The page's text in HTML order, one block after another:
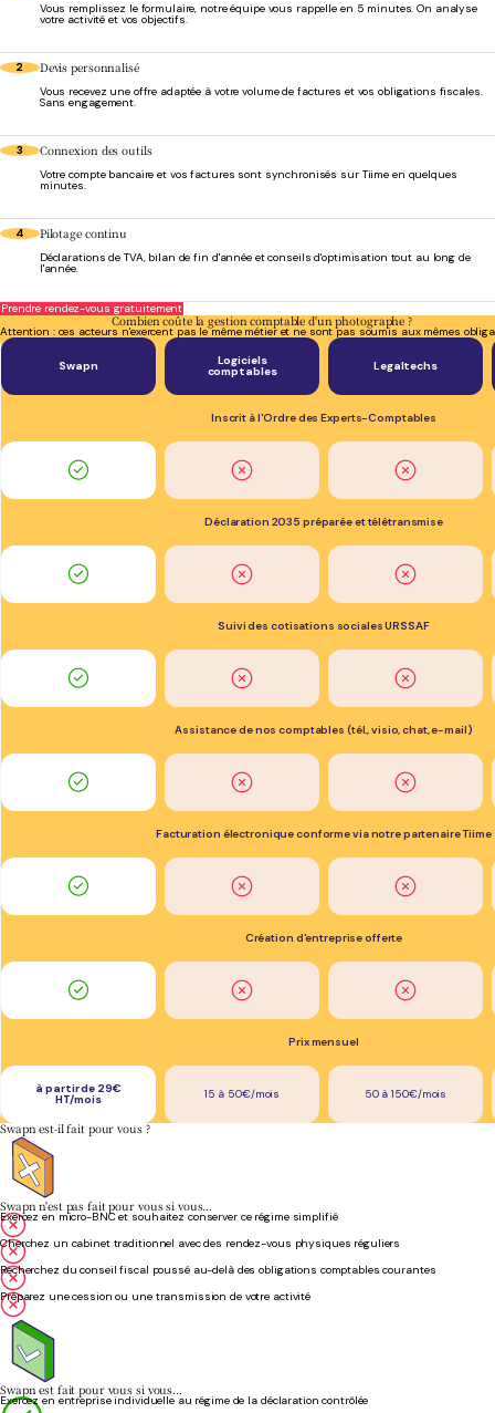
Vous remplissez le formulaire, notre équipe vous rappelle en 5 minutes. On analyse
votre activité et vos objectifs.
2 Devis personnalisé
Vous recevez une offre adaptée à votre volume de factures et vos obligations fiscales.
Sans engagement.
3 Connexion des outils
Votre compte bancaire et vos factures sont synchronisés sur Tiime en quelques
minutes.
4 Pilotage continu
Déclarations de TVA, bilan de fin d'année et conseils d'optimisation tout au long de
l'année.
Prendre rendez-vous gratuitement
Combien coûte la gestion comptable d'un photographe ?
Attention : ces acteurs n'exercent pas le même métier et ne sont pas soumis aux mêmes
Swapn Logiciels
comptables Legaltechs
Inscrit à l'Ordre des Experts-Comptables
Déclaration 2035 préparée et télétransmise
Suivi des cotisations sociales URSSAF
Assistance de nos comptables (tél., visio, chat, e-mail)
Facturation électronique conforme via notre partenaire Tiime
Création d'entreprise offerte
Prix mensuel
à partir de 29€
HT/mois 15 à 50€/mois 50 à 150€/mois
Swapn est-il fait pour vous ?
Swapn n'est pas fait pour vous si vous…
Exercez en micro-BNC et souhaitez conserver ce régime simplifié
Cherchez un cabinet traditionnel avec des rendez-vous physiques réguliers
Recherchez du conseil fiscal poussé au-delà des obligations comptables courantes
Préparez une cession ou une transmission de votre activité
Swapn est fait pour vous si vous…
Exercez en entreprise individuelle au régime de la déclaration contrôlée